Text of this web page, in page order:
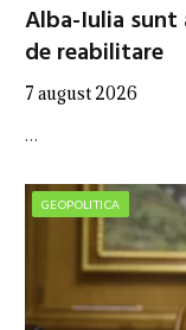
Alba-Iulia sunt
de reabilitare
7 august 2026
…
GEOPOLITICA